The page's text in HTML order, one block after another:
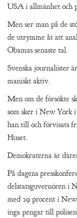
USA i allmänhet och
Men ser man på de
de utrymme åt att
Obamas senaste tal.
Svenska journalister
maniskt aktiv.
Men om de försökte
som sker i New York
han till och förvisats
Huset.
Demokraterna är
På dagens
delstatsguvernören i
med 29 procent i
inga pengar till